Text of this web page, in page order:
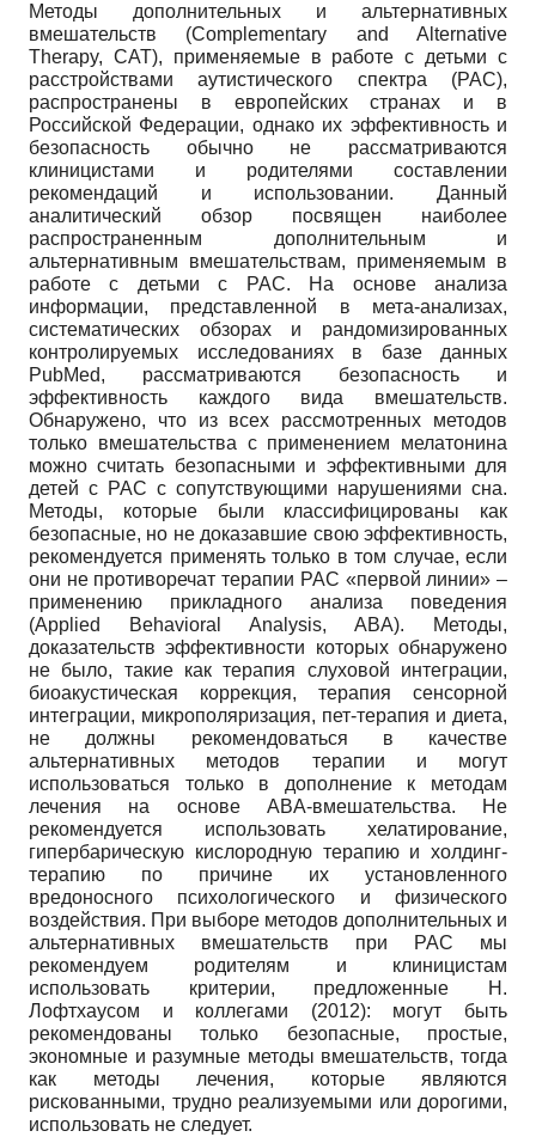
Методы дополнительных и альтернативных
вмешательств (Complementary and Alternative
Therapy, CAT), применяемые в работе с детьми с
расстройствами аутистического спектра (РАС),
распространены в европейских странах и в
Российской Федерации, однако их эффективность и
безопасность обычно не рассматриваются
клиницистами и родителями составлении
рекомендаций и использовании. Данный
аналитический обзор посвящен наиболее
распространенным дополнительным и
альтернативным вмешательствам, применяемым в
работе с детьми с РАС. На основе анализа
информации, представленной в мета-анализах,
систематических обзорах и рандомизированных
контролируемых исследованиях в базе данных
PubMed, рассматриваются безопасность и
эффективность каждого вида вмешательств.
Обнаружено, что из всех рассмотренных методов
только вмешательства с применением мелатонина
можно считать безопасными и эффективными для
детей с РАС с сопутствующими нарушениями сна.
Методы, которые были классифицированы как
безопасные, но не доказавшие свою эффективность,
рекомендуется применять только в том случае, если
они не противоречат терапии РАС «первой линии» –
применению прикладного анализа поведения
(Applied Behavioral Analysis, ABA). Методы,
доказательств эффективности которых обнаружено
не было, такие как терапия слуховой интеграции,
биоакустическая коррекция, терапия сенсорной
интеграции, микрополяризация, пет-терапия и диета,
не должны рекомендоваться в качестве
альтернативных методов терапии и могут
использоваться только в дополнение к методам
лечения на основе ABA-вмешательства. Не
рекомендуется использовать хелатирование,
гипербарическую кислородную терапию и холдинг-
терапию по причине их установленного
вредоносного психологического и физического
воздействия. При выборе методов дополнительных и
альтернативных вмешательств при РАС мы
рекомендуем родителям и клиницистам
использовать критерии, предложенные Н.
Лофтхаусом и коллегами (2012): могут быть
рекомендованы только безопасные, простые,
экономные и разумные методы вмешательств, тогда
как методы лечения, которые являются
рискованными, трудно реализуемыми или дорогими,
использовать не следует.